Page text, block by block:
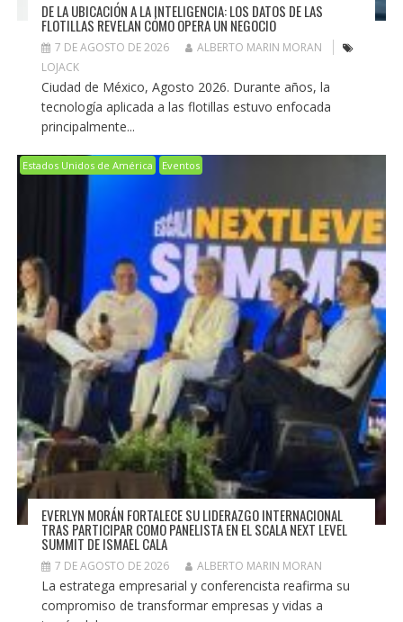
DE LA UBICACIÓN A LA INTELIGENCIA: LOS DATOS DE LAS
FLOTILLAS REVELAN CÓMO OPERA UN NEGOCIO
7 DE AGOSTO DE 2026
ALBERTO MARIN MORAN
LOJACK
Ciudad de México, Agosto 2026. Durante años, la
tecnología aplicada a las flotillas estuvo enfocada
principalmente...
Estados Unidos de América Eventos
EVERLYN MORÁN FORTALECE SU LIDERAZGO INTERNACIONAL
TRAS PARTICIPAR COMO PANELISTA EN EL SCALA NEXT LEVEL
SUMMIT DE ISMAEL CALA
7 DE AGOSTO DE 2026 ALBERTO MARIN MORAN
La estratega empresarial y conferencista reafirma su
compromiso de transformar empresas y vidas a